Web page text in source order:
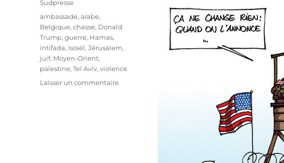
Sudpresse
Étiquettes
ambassade,arabe,
Belgique,chasse, Donald
Trump,guerre, Hamas,
intifada, Israël,Jérusalem,
juif, Moyen-Orient,
palestine,Tel Aviv,violence
Laisser un commentairesur